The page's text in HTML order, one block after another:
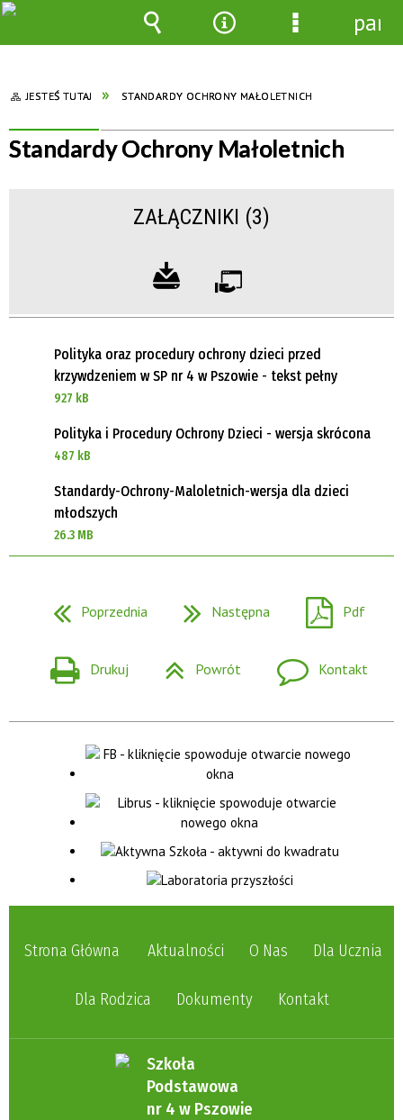
JESTEŚ TUTAJ STANDARDY OCHRONY MAŁOLETNICH
Standardy Ochrony Małoletnich
ZAŁĄCZNIKI (3)
Polityka oraz procedury ochrony dzieci przed
krzywdzeniem w SP nr 4 w Pszowie - tekst pełny
927 kB
Polityka i Procedury Ochrony Dzieci - wersja skrócona
487 kB
Standardy-Ochrony-Maloletnich-wersja dla dzieci
młodszych
26.3 MB
Poprzednia Następna Pdf
Drukuj Powrót Kontakt
Strona Główna Aktualności O Nas Dla Ucznia
Dla Rodzica Dokumenty Kontakt
Szkoła
Podstawowa
nr 4 w Pszowie
Wyszukiwarka
NarzędziaMenu